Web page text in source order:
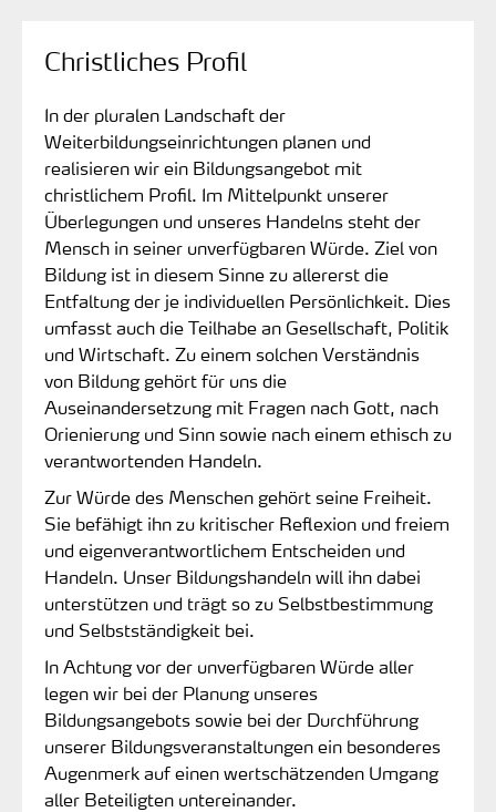
Christliches Profil
In der pluralen Landschaft der
Weiterbildungseinrichtungen planen und
realisieren wir ein Bildungsangebot mit
christlichem Profil. Im Mittelpunkt unserer
Überlegungen und unseres Handelns steht der
Mensch in seiner unverfügbaren Würde. Ziel von
Bildung ist in diesem Sinne zu allererst die
Entfaltung der je individuellen Persönlichkeit. Dies
umfasst auch die Teilhabe an Gesellschaft, Politik
und Wirtschaft. Zu einem solchen Verständnis
von Bildung gehört für uns die
Auseinandersetzung mit Fragen nach Gott, nach
Orienierung und Sinn sowie nach einem ethisch zu
verantwortenden Handeln.
Zur Würde des Menschen gehört seine Freiheit.
Sie befähigt ihn zu kritischer Reflexion und freiem
und eigenverantwortlichem Entscheiden und
Handeln. Unser Bildungshandeln will ihn dabei
unterstützen und trägt so zu Selbstbestimmung
und Selbstständigkeit bei.
In Achtung vor der unverfügbaren Würde aller
legen wir bei der Planung unseres
Bildungsangebots sowie bei der Durchführung
unserer Bildungsveranstaltungen ein besonderes
Augenmerk auf einen wertschätzenden Umgang
aller Beteiligten untereinander.